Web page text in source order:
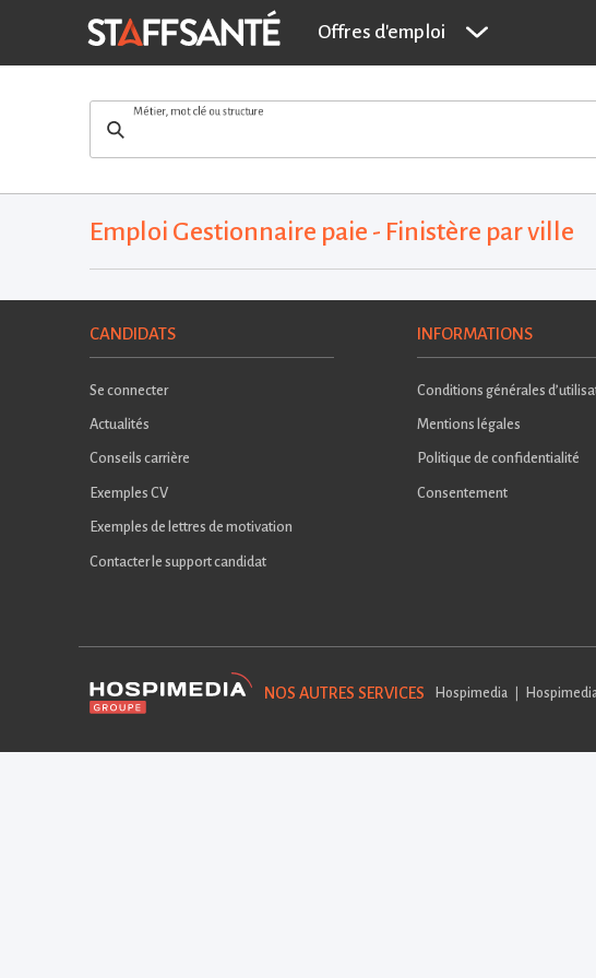
Offres d'emploi
Métier, mot clé ou structure
Emploi Gestionnaire paie - Finistère par ville
CANDIDATS
Se connecter
Actualités
Conseils carrière
Exemples CV
Exemples de lettres de motivation
Contacter le support candidat
INFORMATIONS
Conditions générales
Mentions légales
Politique de confidentialité
Consentement
NOS AUTRES SERVICES Hospimedia